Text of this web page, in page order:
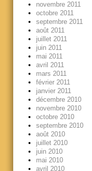
novembre 2011
octobre 2011
septembre 2011
août 2011
juillet 2011
juin 2011
mai 2011
avril 2011
mars 2011
février 2011
janvier 2011
décembre 2010
novembre 2010
octobre 2010
septembre 2010
août 2010
juillet 2010
juin 2010
mai 2010
avril 2010